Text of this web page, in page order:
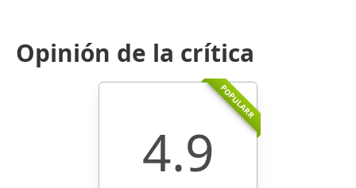
Opinión de la crítica
POPULARR
4.9